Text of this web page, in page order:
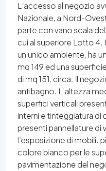
L’accesso al negozio
Nazionale, a Nord-
parte con vano scala
cui al superiore Lotto
un unico ambiente, ha
mq 149 ed una
di mq 151, circa. Il
antibagno. L’altezza
superfici verticali
interni e tinteggiatura di
presenti pannellature di
l’esposizione di mobili.
colore bianco per le
pavimentazione del